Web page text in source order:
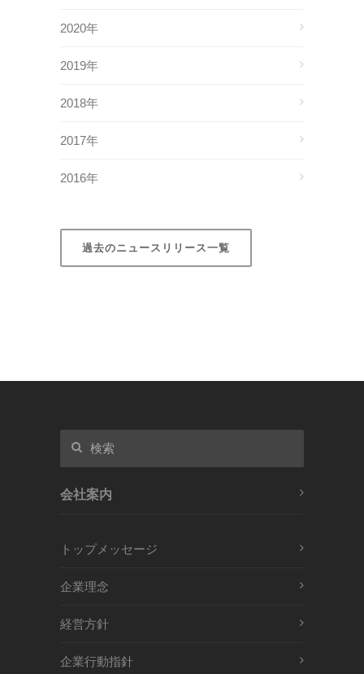
2020年
2019年
2018年
2017年
2016年
過去のニュースリリース一覧
会社案内
トップメッセージ
企業理念
経営方針
企業行動指針